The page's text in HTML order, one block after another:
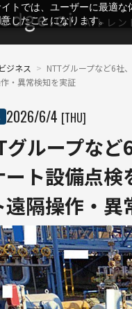
トでは、ユーザーに最適
したことになります。
ビジネス > NTTグループなど6社
・異常検知を実証
2026/6/4 [THU]
グループな
ート設備点
遠隔操作・異